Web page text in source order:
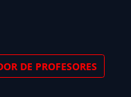
DE PROFESORES